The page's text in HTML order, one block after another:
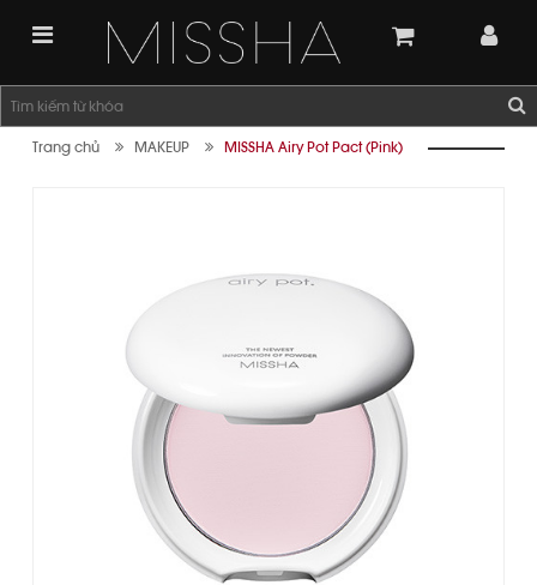
Trang chủ MAKEUP MISSHA Airy Pot Pact (Pink)